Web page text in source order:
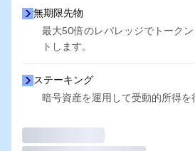
無期限先物
最大50倍のレバレッジでトーク
トします。
ステーキング
暗号資産を運用して受動的所得を